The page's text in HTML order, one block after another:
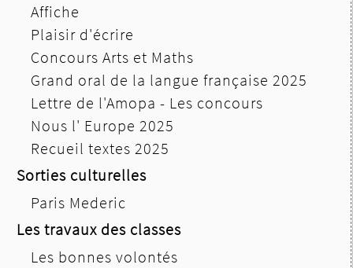
Affiche
Plaisir d'écrire
Concours Arts et Maths
Grand oral de la langue française 2025
Lettre de l'Amopa - Les concours
Nous l' Europe 2025
Recueil textes 2025
Sorties culturelles
Paris Mederic
Les travaux des classes
Les bonnes volontés